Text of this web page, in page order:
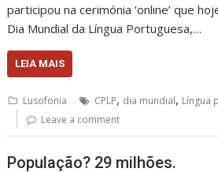
participou na cerimónia ‘online’ que
Dia Mundial da Língua Portuguesa,…
LEIA MAIS
Lusofonia CPLP, dia mundial, Língua
Leave a comment
População? 29 milhões.